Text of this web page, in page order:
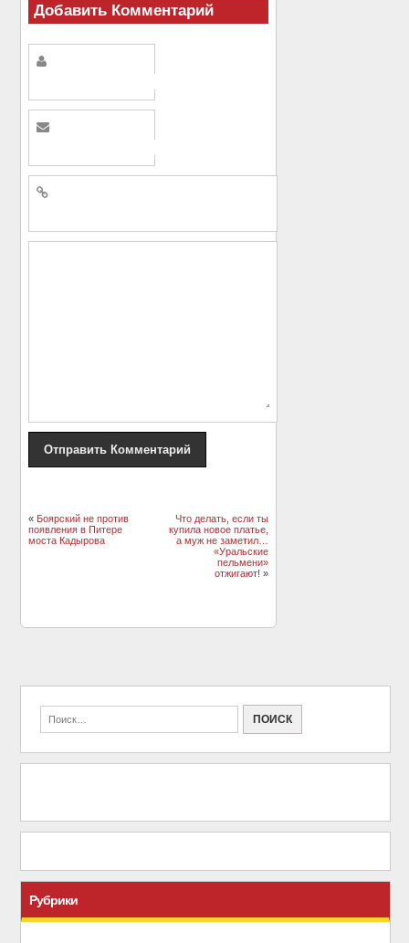
Добавить Комментарий
« Боярский не против
появления в Питере
моста Кадырова
Что делать, если ты
купила новое платье,
а муж не заметил…
«Уральские
пельмени»
отжигают! »
Рубрики